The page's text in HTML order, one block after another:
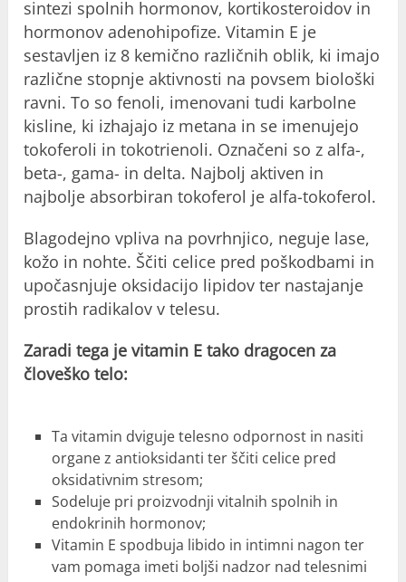
sintezi spolnih hormonov, kortikosteroidov in
hormonov adenohipofize. Vitamin E je
sestavljen iz 8 kemično različnih oblik, ki imajo
različne stopnje aktivnosti na povsem biološki
ravni. To so fenoli, imenovani tudi karbolne
kisline, ki izhajajo iz metana in se imenujejo
tokoferoli in tokotrienoli. Označeni so z alfa-,
beta-, gama- in delta. Najbolj aktiven in
najbolje absorbiran tokoferol je alfa-tokoferol.
Blagodejno vpliva na povrhnjico, neguje lase,
kožo in nohte. Ščiti celice pred poškodbami in
upočasnjuje oksidacijo lipidov ter nastajanje
prostih radikalov v telesu.
Zaradi tega je vitamin E tako dragocen za
človeško telo:
Ta vitamin dviguje telesno odpornost in nasiti
organe z antioksidanti ter ščiti celice pred
oksidativnim stresom;
Sodeluje pri proizvodnji vitalnih spolnih in
endokrinih hormonov;
Vitamin E spodbuja libido in intimni nagon ter
vam pomaga imeti boljši nadzor nad telesnimi